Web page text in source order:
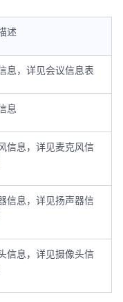
述
息，详见会议信息表
息
信息，详见麦克风信
信息，详见扬声器信
信息，详见摄像头信